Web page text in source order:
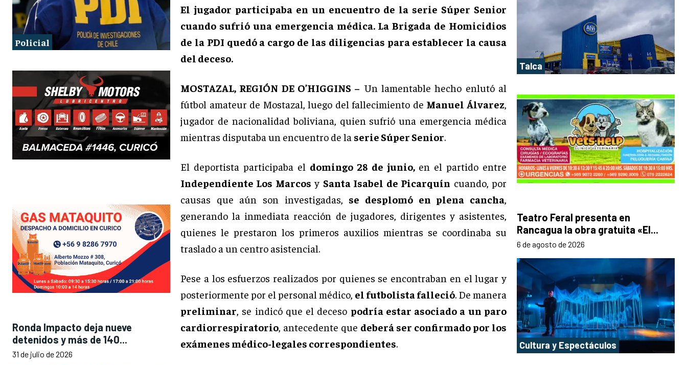
Policial
Ronda Impacto deja nueve
detenidos y más de 140...
31 de julio de 2026
El jugador participaba en un encuentro de la serie Súper Senior
cuando sufrió una emergencia médica. La Brigada de Homicidios
de la PDI quedó a cargo de las diligencias para establecer la causa
del deceso.
MOSTAZAL, REGIÓN DE O’HIGGINS – Un lamentable hecho enlutó al
fútbol amateur de Mostazal, luego del fallecimiento de Manuel Álvarez,
jugador de nacionalidad boliviana, quien sufrió una emergencia médica
mientras disputaba un encuentro de la serie Súper Senior.
El deportista participaba el domingo 28 de junio, en el partido entre
Independiente Los Marcos y Santa Isabel de Picarquín cuando, por
causas que aún son investigadas, se desplomó en plena cancha,
generando la inmediata reacción de jugadores, dirigentes y asistentes,
quienes le prestaron los primeros auxilios mientras se coordinaba su
traslado a un centro asistencial.
Pese a los esfuerzos realizados por quienes se encontraban en el lugar y
posteriormente por el personal médico, el futbolista falleció. De manera
preliminar, se indicó que el deceso podría estar asociado a un paro
cardiorrespiratorio, antecedente que deberá ser confirmado por los
exámenes médico-legales correspondientes.
Talca
Teatro Feral presenta en
Rancagua la obra gratuita «El...
6 de agosto de 2026
Cultura y Espectáculos